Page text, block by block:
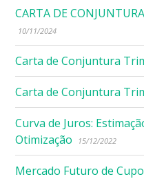
CARTA DE
10/11/2024
Carta de Conjuntura
Carta de Conjuntura
Curva de Juros:
Otimização
15/12/2022
Mercado Futuro de